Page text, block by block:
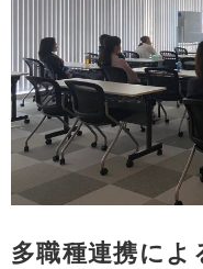
多職種連携によ